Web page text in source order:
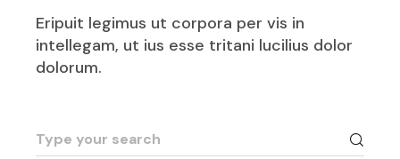
Eripuit legimus ut corpora per vis in
intellegam, ut ius esse tritani lucilius dolor
dolorum.
Search
for: